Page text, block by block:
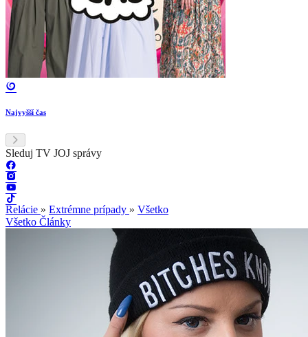
Najvyšší čas
Sleduj TV JOJ správy
Relácie » Extrémne prípady » Všetko
Všetko Články